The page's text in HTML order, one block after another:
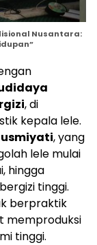
Nusantara:
, di
kepala lele.
, yang
lele mulai
hingga
tinggi.
berpraktik
memproduksi
tinggi.